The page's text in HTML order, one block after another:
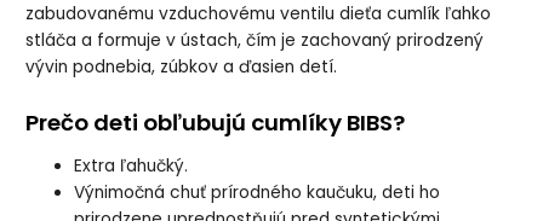
zabudovanému vzduchovému ventilu dieťa cumlík ľahko
stláča a formuje v ústach, čím je zachovaný prirodzený
vývin podnebia, zúbkov a ďasien detí.
Prečo deti obľubujú cumlíky BIBS?
Extra ľahučký.
Výnimočná chuť prírodného kaučuku, deti ho